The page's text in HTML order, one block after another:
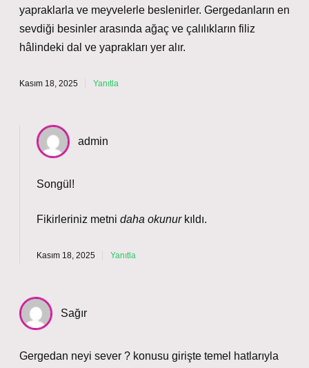
yapraklarla ve meyvelerle beslenirler. Gergedanların en
sevdiği besinler arasında ağaç ve çalılıkların filiz
hâlindeki dal ve yaprakları yer alır.
Kasım 18, 2025 Yanıtla
admin
Songül!
Fikirleriniz metni daha okunurkıldı.
Kasım 18, 2025 Yanıtla
Sağır
Gergedan neyi sever ? konusu girişte temel hatlarıyla